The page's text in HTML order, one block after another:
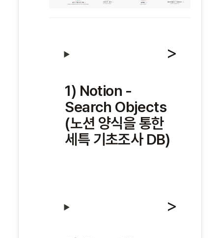
1) Notion -
Search Objects
(노션 양식을 통한
세특 기초조사 DB)